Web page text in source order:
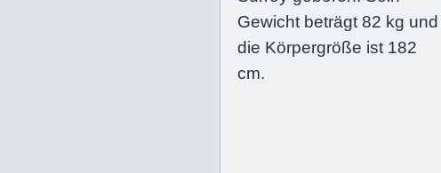
Gewicht beträgt 82 kg und
die Körpergröße ist 182
cm.